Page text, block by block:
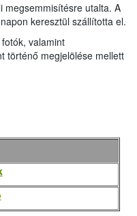
megsemmisítésre utalta. A
keresztül szállította el.
valamint
történő megjelölése mellett